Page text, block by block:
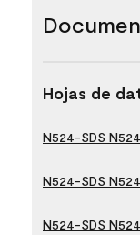
Hojas de
N524-SDS
N524-SDS
N524-SDS